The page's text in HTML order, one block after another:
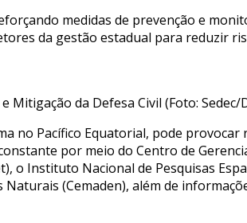
medidas de prevenção e
da gestão estadual para reduzir
Mitigação da Defesa Civil (Foto: Sedec/
no Pacífico Equatorial, pode
por meio do Centro de
Instituto Nacional de Pesquisas
(Cemaden), além de